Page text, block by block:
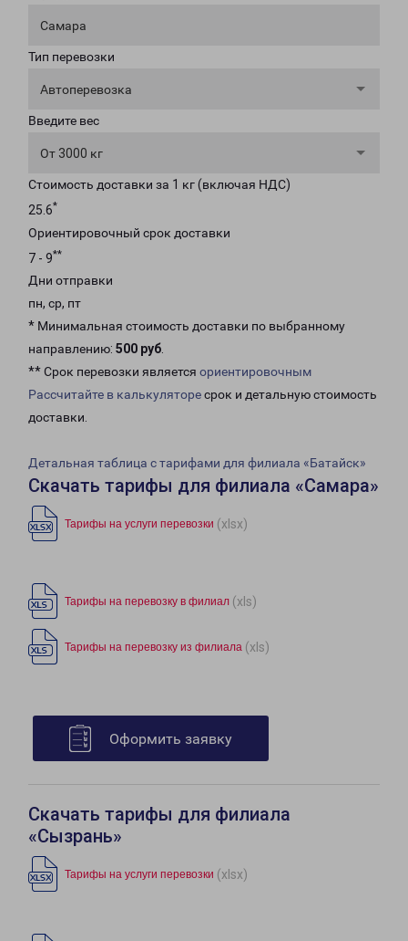
Самара
Тип перевозки
Автоперевозка
Введите вес
От 3000 кг
Стоимость доставки за 1 кг (включая НДС)
25.6*
Ориентировочный срок доставки
7 - 9**
Дни отправки
пн, ср, пт
* Минимальная стоимость доставки по выбранному
направлению: 500 руб.
** Срок перевозки является ориентировочным
Рассчитайте в калькуляторесрок и детальную стоимость
доставки.
Детальная таблица с тарифами для филиала «Батайск»
Скачать тарифы для филиала «Самара»
Тарифы на услуги перевозки (xlsx)
Тарифы на перевозку в филиал (xls)
Тарифы на перевозку из филиала (xls)
Оформить заявку
Скачать тарифы для филиала
«Сызрань»
Тарифы на услуги перевозки (xlsx)